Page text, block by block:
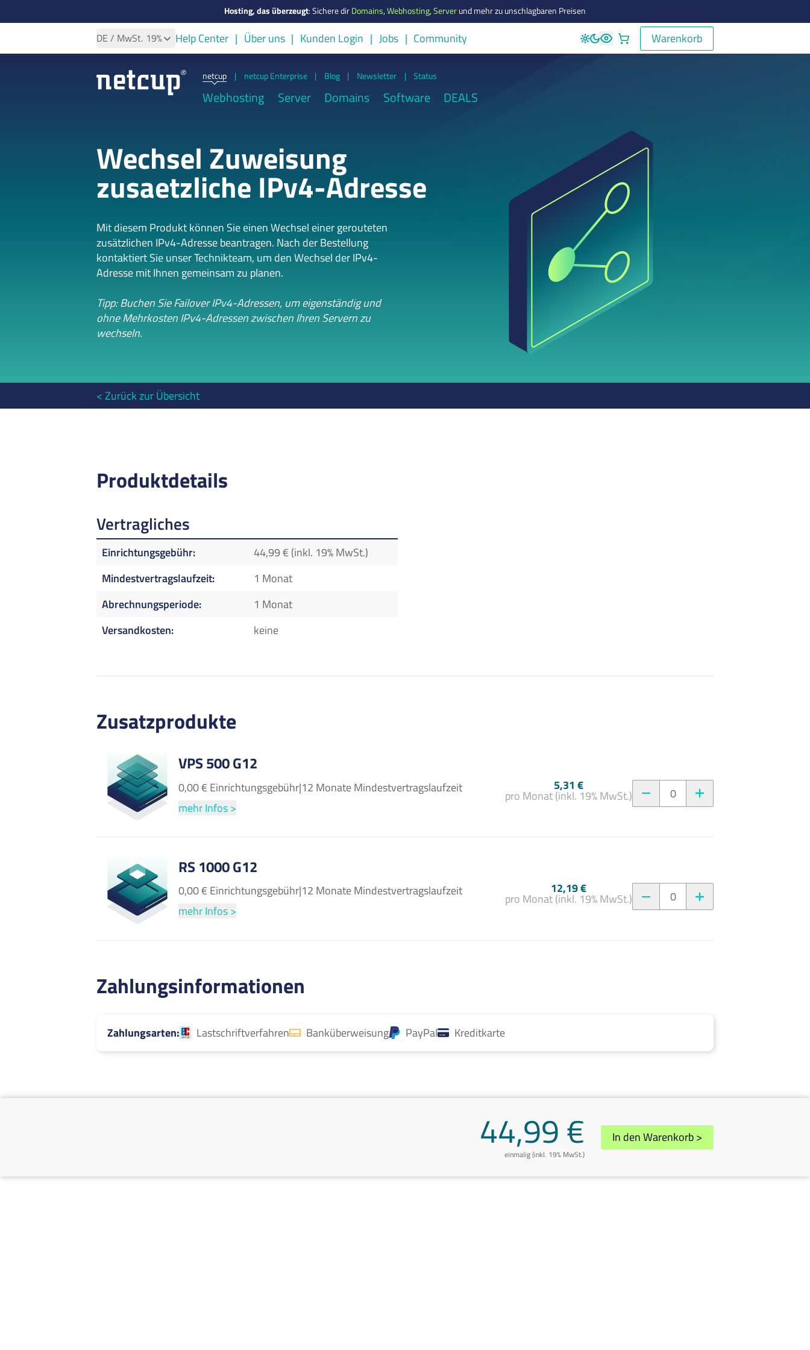
Hosting, das überzeugt:Sichere dirDomains,Webhosting,Serverund mehr zu unschlagbaren Preisen
DE / MwSt. 19% Help Center Über uns Kunden Login Jobs Community Warenkorb
Warenkorb
netcup | netcup Enterprise | Blog | Newsletter | Status
Webhosting Server Domains Software DEALS
Wechsel Zuweisung
zusaetzliche IPv4-Adresse
Mit diesem Produkt können Sie einen Wechsel einer gerouteten
zusätzlichen IPv4-Adresse beantragen. Nach der Bestellung
kontaktiert Sie unser Technikteam, um den Wechsel der IPv4-
Adresse mit Ihnen gemeinsam zu planen.
Tipp: Buchen Sie Failover IPv4-Adressen, um eigenständig und
ohne Mehrkosten IPv4-Adressen zwischen Ihren Servern zu
wechseln.
Zurück zur Übersicht
Produktdetails
Vertragliches
Einrichtungsgebühr
44,99 € (inkl. 19% MwSt.)
Mindestvertragslaufzeit
1 Monat
Abrechnungsperiode
1 Monat
Versandkosten
keine
Zusatzprodukte
VPS 500 G12
0,00 € Einrichtungsgebühr|12 Monate Mindestvertragslaufzeit
mehr Infos >
5,31 €
pro Monat (inkl. 19% MwSt.) 0
RS 1000 G12
0,00 € Einrichtungsgebühr|12 Monate Mindestvertragslaufzeit
mehr Infos >
12,19 €
pro Monat (inkl. 19% MwSt.) 0
Zahlungsinformationen
Zahlungsarten Lastschriftverfahren Banküberweisung PayPal Kreditkarte
44,99 €
einmalig (inkl. 19% MwSt.)
In den Warenkorb >